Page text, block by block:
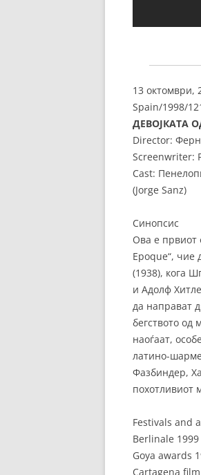
13 октомври,
Spain/1998/
ДЕВОЈКАТА
Director:
Screenwriter:
Cast:
(Jorge Sanz)
Синопсис
Ова е првиот
Epoque“, чие
(1938), кога
и Адолф
да направат
бегството од
наоѓаат,
латино-
Фазбиндер,
похотливиот
Festivals and
Berlinale
Goya awards
Cartagena